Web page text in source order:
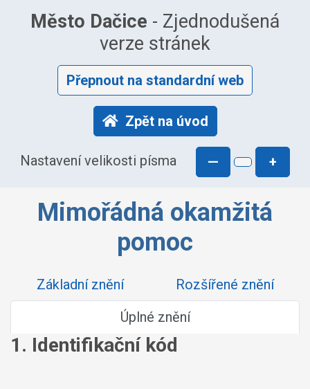
Město Dačice - Zjednodušená
verze stránek
Přepnout na standardní web
Zpět na úvod
Nastavení velikosti písma — +
Mimořádná okamžitá
pomoc
Základní znění
Rozšířené znění
Úplné znění
1. Identifikační kód